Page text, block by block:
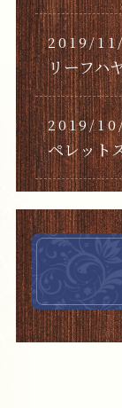
2019/
リーフハ
2019/
ペレット
2019/
湘南ス